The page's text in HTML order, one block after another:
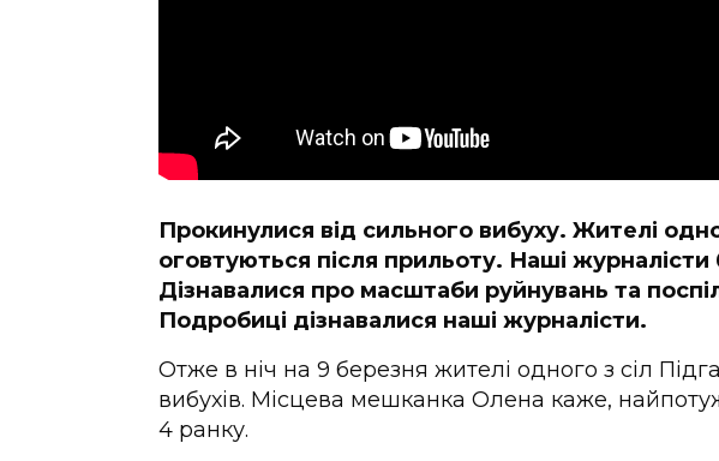
Прокинулися від сильного вибуху. Жителі
оговтуються після прильоту. Наші журналісти
Дізнавалися про масштаби руйнувань та
Подробиці дізнавалися наші журналісти.
Отже в ніч на 9 березня жителі одного з сіл
вибухів. Місцева мешканка Олена каже,
4 ранку.